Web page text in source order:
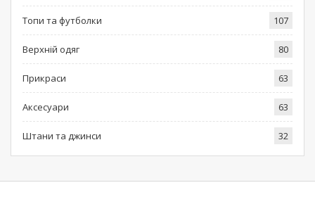
Топи та футболки 107
Верхній одяг 80
Прикраси 63
Аксесуари 63
Штани та джинси 32